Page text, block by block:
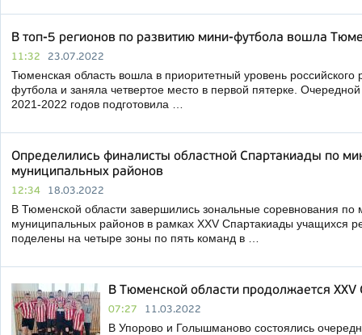
В топ-5 регионов по развитию мини-футбола вошла
11:32 23.07.2022
Тюменская область вошла в приоритетный уровень российского
футбола и заняла четвертое место в первой пятерке.
2021-2022 годов подготовила …
Определились финалисты областной Спартакиады по
муниципальных районов
12:34 18.03.2022
В Тюменской области завершились зональные соревнования по
муниципальных районов в рамках XXV Спартакиады учащихся
поделены на четыре зоны по пять команд в …
В Тюменской области продолжается
07:27 11.03.2022
В Упорово и Голышманово состоялись